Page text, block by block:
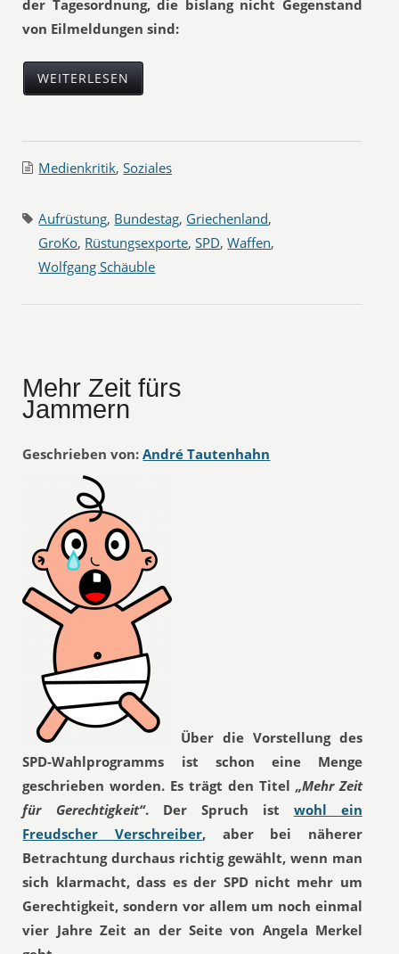
der Tagesordnung, die bislang nicht Gegenstand
von Eilmeldungen sind:
WEITERLESEN
Medienkritik,Soziales
Aufrüstung, Bundestag, Griechenland,
GroKo, Rüstungsexporte,SPD,Waffen,
Wolfgang Schäuble
Mehr Zeit fürs
Jammern
Geschrieben von: André Tautenhahn
Über die Vorstellung des
SPD-Wahlprogramms ist schon eine Menge
geschrieben worden. Es trägt den Titel „Mehr Zeit
für Gerechtigkeit“. Der Spruch ist wohl ein
Freudscher Verschreiber, aber bei näherer
Betrachtung durchaus richtig gewählt, wenn man
sich klarmacht, dass es der SPD nicht mehr um
Gerechtigkeit, sondern vor allem um noch einmal
vier Jahre Zeit an der Seite von Angela Merkel